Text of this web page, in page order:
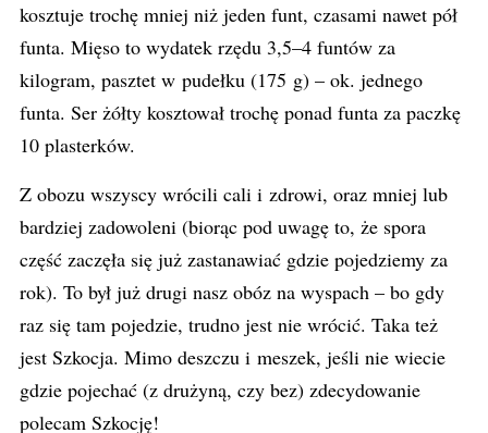
kosztuje trochę mniej niż jeden funt, czasami nawet pół
funta. Mięso to wydatek rzędu 3,5–4 funtów za
kilogram, pasztet w pudełku (175 g) – ok. jednego
funta. Ser żółty kosztował trochę ponad funta za paczkę
10 plasterków.
Z obozu wszyscy wrócili cali i zdrowi, oraz mniej lub
bardziej zadowoleni (biorąc pod uwagę to, że spora
część zaczęła się już zastanawiać gdzie pojedziemy za
rok). To był już drugi nasz obóz na wyspach – bo gdy
raz się tam pojedzie, trudno jest nie wrócić. Taka też
jest Szkocja. Mimo deszczu i meszek, jeśli nie wiecie
gdzie pojechać (z drużyną, czy bez) zdecydowanie
polecam Szkocję!